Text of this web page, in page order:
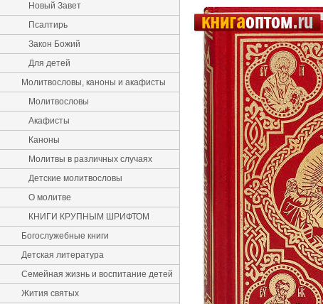
Новый Завет
Псалтирь
Закон Божий
Для детей
Молитвословы, каноны и акафисты
Молитвословы
Акафисты
Каноны
Молитвы в различных случаях
Детские молитвословы
О молитве
КНИГИ КРУПНЫМ ШРИФТОМ
Богослужебные книги
Детская литература
Семейная жизнь и воспитание детей
Жития святых